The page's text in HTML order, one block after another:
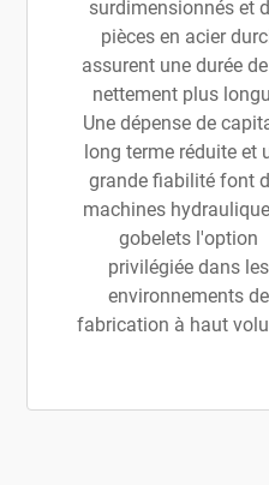
surdimensionnés et
pièces en acier
assurent une durée
nettement plus
Une dépense de
long terme réduite et
grande fiabilité font
machines
gobelets l'option
privilégiée dans les
environnements de
fabrication à haut